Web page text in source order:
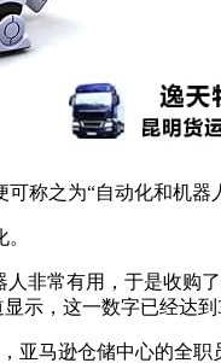
称之为“自动化和机器
非常有用，于是收购
示，这一数字已经达到
亚马逊仓储中心的全职